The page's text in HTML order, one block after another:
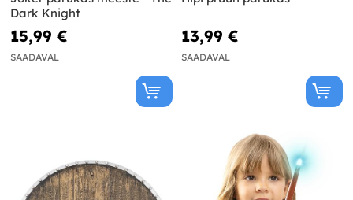
Dark Knight
15,99 €
SAADAVAL
13,99 €
SAADAVAL